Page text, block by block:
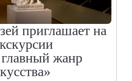
приглашает на
жанр